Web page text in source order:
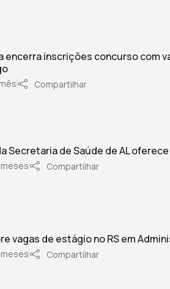
encerra inscrições concurso com
Compartilhar
Secretaria de Saúde de AL
Compartilhar
vagas de estágio no RS em
Compartilhar